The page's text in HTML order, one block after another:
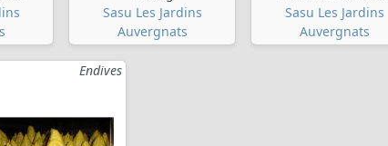
Sasu Les Jardins
Auvergnats
Sasu Les Jardins
Auvergnats
Endives